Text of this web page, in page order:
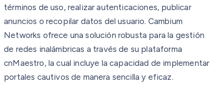
términos de uso, realizar autenticaciones, publicar
anuncios o recopilar datos del usuario. Cambium
Networks ofrece una solución robusta para la gestión
de redes inalámbricas a través de su plataforma
cnMaestro, la cual incluye la capacidad de implementar
portales cautivos de manera sencilla y eficaz.